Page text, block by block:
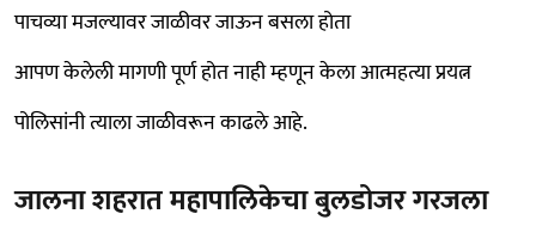
पाचव्या मजल्यावर जाळीवर जाऊन बसला होता
आपण केलेली मागणी पूर्ण होत नाही म्हणून केला आत्महत्या प्रयत्न
पोलिसांनी त्याला जाळीवरून काढले आहे.
जालना शहरात महापालिकेचा बुलडोजर गरजला